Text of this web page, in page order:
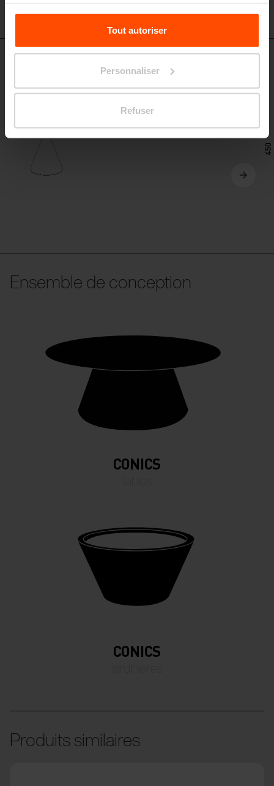
Pour plus d'informations, veuillez consulter le
sitePrinciples Relating to the Processing Personal
Tout autoriser
Personnaliser
Refuser
structure en acier, pied en béton, assise en HPL
Ensemble de conception
CONICS
CONICS
Produits similaires